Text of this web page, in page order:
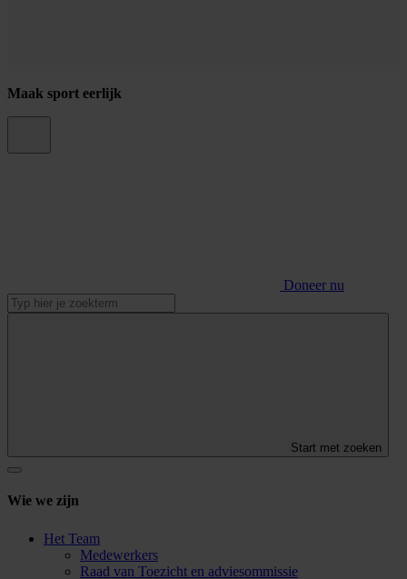
Maak sport eerlijk
Doneer nu
Start met zoeken
Wie we zijn
Het Team
Medewerkers
Raad van Toezicht en adviesommissie